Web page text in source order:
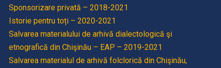
Sponsorizare privată – 2018-2021
Istorie pentru toți – 2020-2021
Salvarea materialului de arhivă dialectologică şi
etnografică din Chişinău – EAP – 2019-2021
Salvarea materialul de arhivă folclorică din Chişinău,